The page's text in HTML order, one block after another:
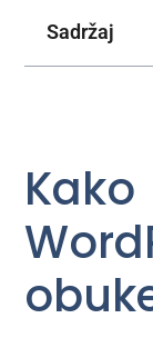
Sadržaj